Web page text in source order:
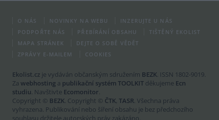
O NÁS NOVINKY NA WEBU
INZERUJTE U NÁS
PODPOŘTE NÁS
PŘEBÍRÁNÍ OBSAHU
TIŠTĚNÝ EKOLIST
MAPA STRÁNEK
DEJTE O SOBĚ VĚDĚT
ZPRÁVY E-MAILEM
COOKIES
Ekolist.cz je vydáván občanským sdružením BEZK. ISSN 1802-9019.
Za webhosting a publikační systém TOOLKIT děkujeme Ecn
studiu. Navštivte Ecomonitor.
Copyright © BEZK. Copyright © ČTK, TASR. Všechna práva
vyhrazena. Publikování nebo šíření obsahu je bez předchozího
souhlasu držitele autorských práv zakázáno.